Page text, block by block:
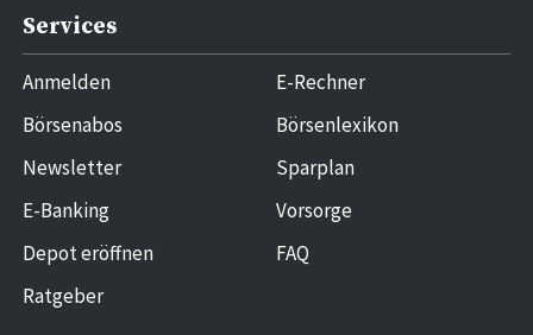
Services
Anmelden
Börsenabos
Newsletter
E-Banking
Depot eröffnen
Ratgeber
E-Rechner
Börsenlexikon
Sparplan
Vorsorge
FAQ